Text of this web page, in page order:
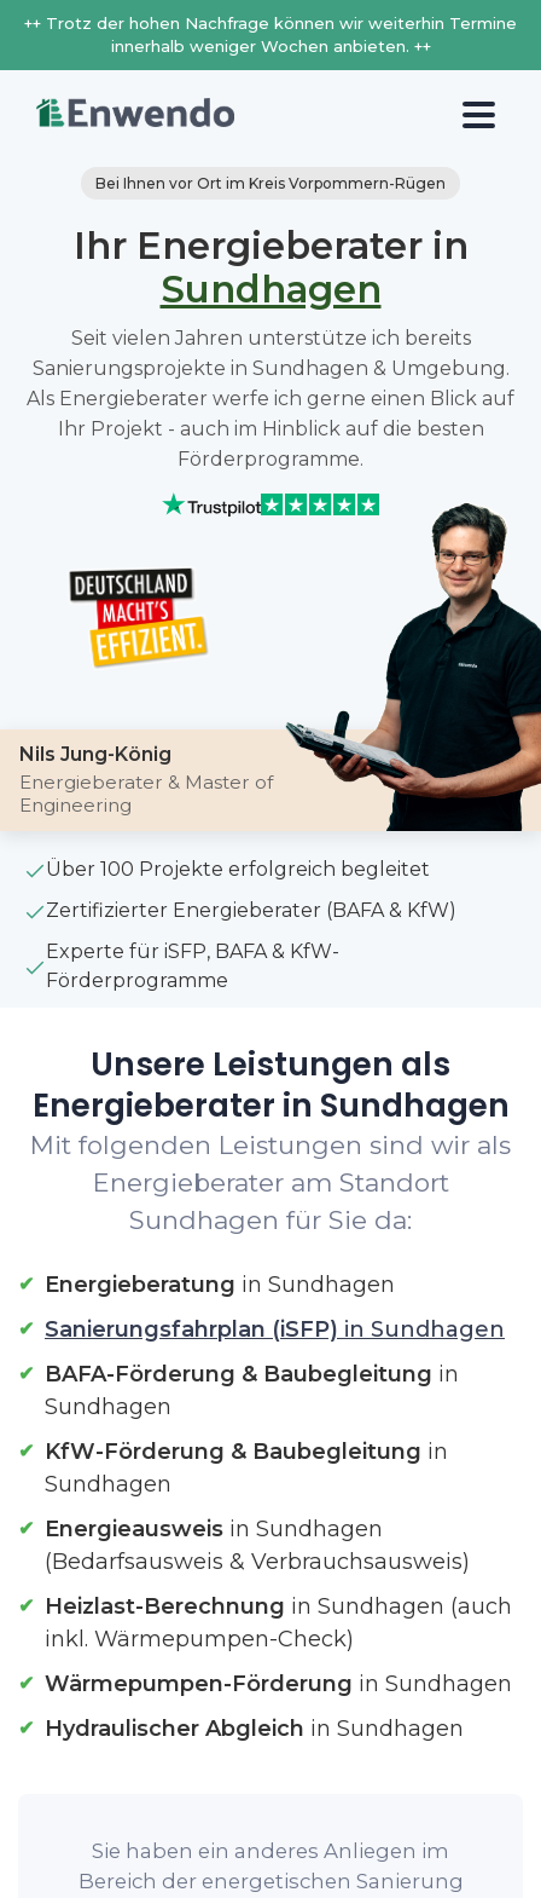
++ Trotz der hohen Nachfrage können wir weiterhin Termine
innerhalb weniger Wochen anbieten. ++
Bei Ihnen vor Ort im Kreis Vorpommern-Rügen
Ihr Energieberater in
Sundhagen
Seit vielen Jahren unterstütze ich bereits
Sanierungsprojekte in Sundhagen & Umgebung.
Als Energieberater werfe ich gerne einen Blick auf
Ihr Projekt - auch im Hinblick auf die besten
Förderprogramme.
Nils Jung-König
Energieberater & Master of
Engineering
Über 100 Projekte erfolgreich begleitet
Zertifizierter Energieberater (BAFA & KfW)
Experte für iSFP, BAFA & KfW-
Förderprogramme
Unsere Leistungen als
Energieberater in Sundhagen
Mit folgenden Leistungen sind wir als
Energieberater am Standort
Sundhagen für Sie da:
Energieberatung in Sundhagen
Sanierungsfahrplan (iSFP) in Sundhagen
BAFA-Förderung & Baubegleitung in
Sundhagen
KfW-Förderung & Baubegleitung in
Sundhagen
Energieausweis in Sundhagen
(Bedarfsausweis & Verbrauchsausweis)
Heizlast-Berechnung in Sundhagen (auch
inkl. Wärmepumpen-Check)
Wärmepumpen-Förderung in Sundhagen
Hydraulischer Abgleich in Sundhagen
Sie haben ein anderes Anliegen im
Bereich der energetischen Sanierung